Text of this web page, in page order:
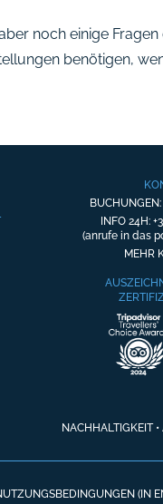
noch einige
benötigen,
INFO 24H:
(anrufe in das
MEHR
NACHHALTIGKEIT•
(IN